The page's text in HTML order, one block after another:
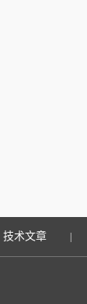
技术文章